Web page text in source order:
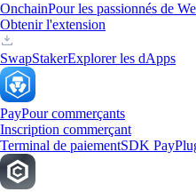
OnchainPour les passionnés de
Obtenir l'extension
SwapStakerExplorer les dApps
PayPour commerçants
Inscription commerçant
Terminal de paiementSDK Pay